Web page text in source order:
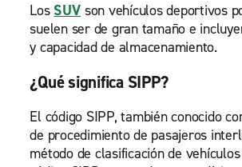
Los SUV son vehículos deportivos
suelen ser de gran tamaño e
y capacidad de almacenamiento.
¿Qué significa SIPP?
El código SIPP, también conocido
de procedimiento de pasajeros
método de clasificación de